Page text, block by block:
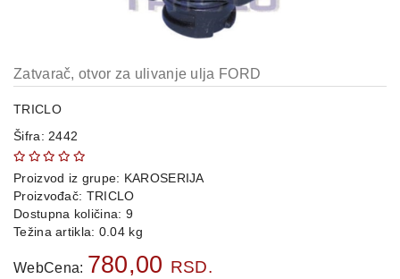
AUTO
METALNE
POLICE
OSTALO
KAMIONSKI
Zatvarač, otvor za ulivanje ulja FORD
TRICLO
Šifra: 2442
Proizvod iz grupe: KAROSERIJA
Proizvođač: TRICLO
Dostupna količina: 9
Težina artikla: 0.04 kg
WebCena: 780,00 RSD.